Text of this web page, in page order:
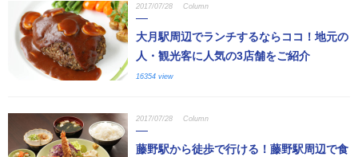
2017/07/28 Column
大月駅周辺でランチするならココ！地元の
人・観光客に人気の3店舗をご紹介
16354 view
2017/07/28 Column
藤野駅から徒歩で行ける！藤野駅周辺で食